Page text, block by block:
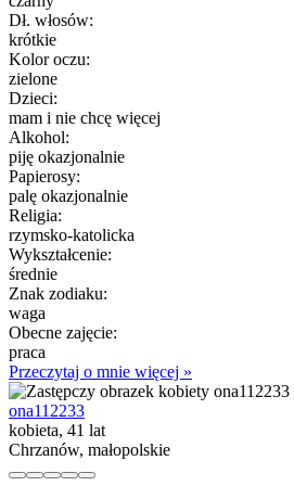
Dł. włosów:
krótkie
Kolor oczu:
zielone
Dzieci:
mam i nie chcę więcej
Alkohol:
piję okazjonalnie
Papierosy:
palę okazjonalnie
Religia:
rzymsko-katolicka
Wykształcenie:
średnie
Znak zodiaku:
waga
Obecne zajęcie:
praca
Przeczytaj o mnie więcej »
ona112233
kobieta, 41 lat
Chrzanów, małopolskie